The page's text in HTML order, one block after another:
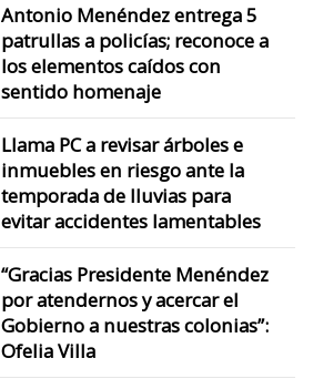
Antonio Menéndez entrega 5
patrullas a policías; reconoce a
los elementos caídos con
sentido homenaje
Llama PC a revisar árboles e
inmuebles en riesgo ante la
temporada de lluvias para
evitar accidentes lamentables
“Gracias Presidente Menéndez
por atendernos y acercar el
Gobierno a nuestras colonias”:
Ofelia Villa